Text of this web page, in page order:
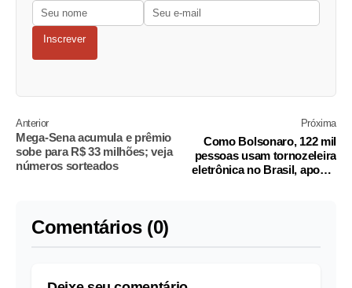
Inscrever
Anterior
Mega-Sena acumula e prêmio
sobe para R$ 33 milhões; veja
números sorteados
Próxima
Como Bolsonaro, 122 mil
pessoas usam tornozeleira
eletrônica no Brasil, aponta
Comentários (0)